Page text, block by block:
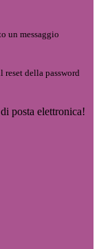
un messaggio
reset della password
posta elettronica!